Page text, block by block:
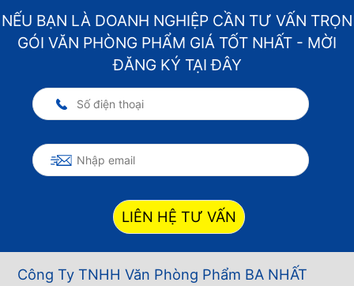
NẾU BẠN LÀ DOANH NGHIỆP CẦN TƯ VẤN TRỌN
GÓI VĂN PHÒNG PHẨM GIÁ TỐT NHẤT - MỜI
ĐĂNG KÝ TẠI ĐÂY
LIÊN HỆ TƯ VẤN
Công Ty TNHH Văn Phòng Phẩm BA NHẤT